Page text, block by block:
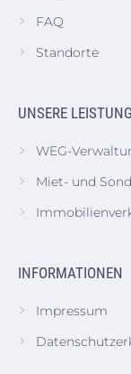
FAQ
Standorte
UNSERE
WEG-
Miet- und
INFORMATIONEN
Impressum